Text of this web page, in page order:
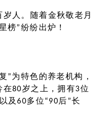
人。随着金秋敬老月
榜”纷纷出炉！
”为特色的养老机构，
80岁之上，拥有3位
及60多位“90后”长